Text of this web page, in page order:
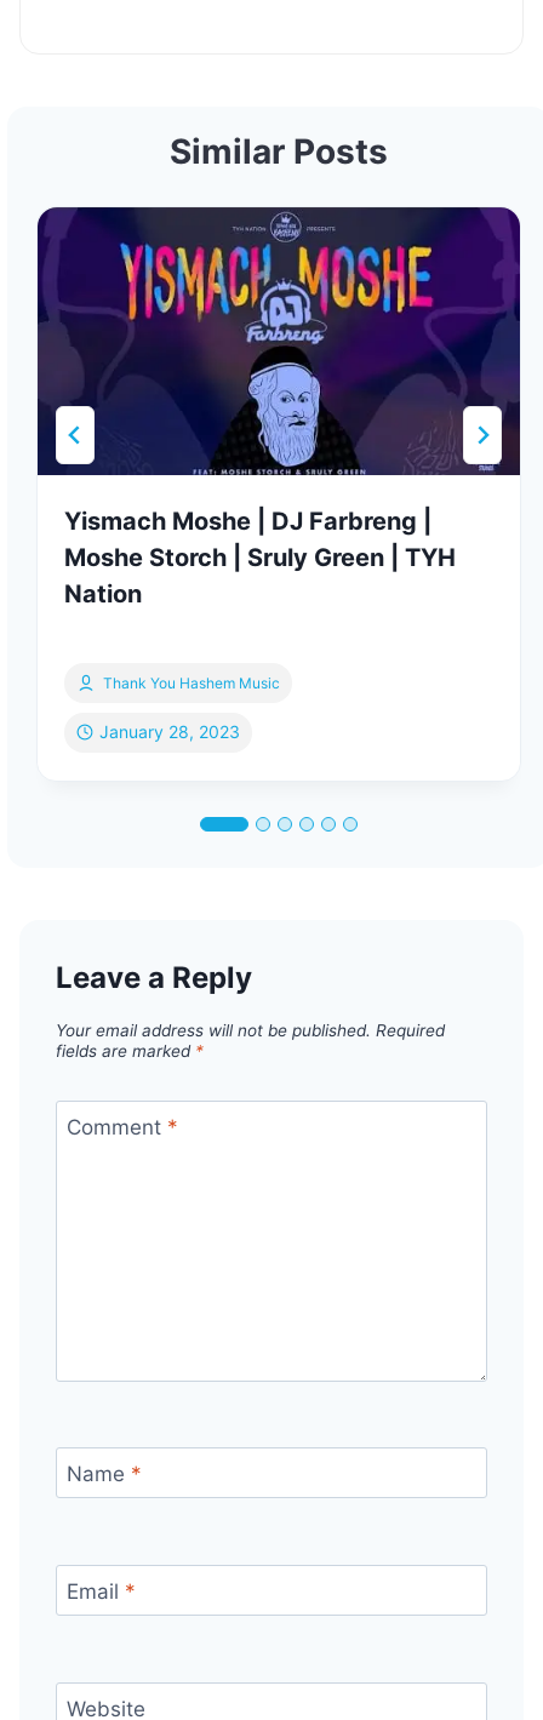
Similar Posts
Yismach Moshe | DJ Farbreng |
Moshe Storch | Sruly Green | TYH
Nation
Thank You Hashem Music
January 28, 2023
Leave a Reply
Your email address will not be published. Required
fields are marked *
Comment *
Name *
Email *
Website